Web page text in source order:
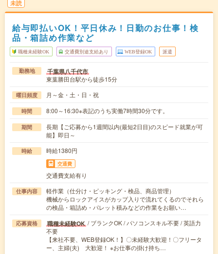
未読
給与即払いOK！平日休み！日勤のお仕事！検
品・箱詰め作業など
職種未経験OK 交通費別途支給あり WEB登録OK 派遣
勤務地 千葉県八千代市
東葉勝田台駅から徒歩15分
曜日頻度 月～金・土・日・祝
時間 8:00～16:30※表記のうち実働7時間30分です。
期間
長期【ご応募から1週間以内(最短2日目)のスピード就業が可
能】即日～
時給 時給1380円
交通費
交通費支給有り
仕事内容
軽作業（仕分け・ピッキング・検品、商品管理）
機械からロックアイスがカップ入りで流れてくるのでそれら
の検品・箱詰め・パレット積みなどの作業をお願い…
応募資格 職種未経験OK / ブランクOK / パソコンスキル不要 / 英語力
不要
【来社不要、WEB登録OK！】〇未経験大歓迎！〇フリータ
ー、主婦(夫) 大歓迎！ ※お仕事の掛け持ち…